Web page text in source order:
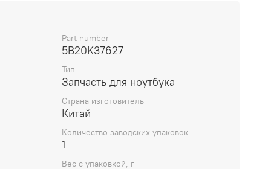
– ноутбук Lenovo IdeaPad 500S-14ISK.
качественное и плавное
комфортной.
300 грамм, что делает ее легкой и
и установки.
Part number
5B20K37627
Тип
Запчасть для ноутбука
Страна изготовитель
Китай
Количество заводских упаковок
1
Вес с упаковкой, г